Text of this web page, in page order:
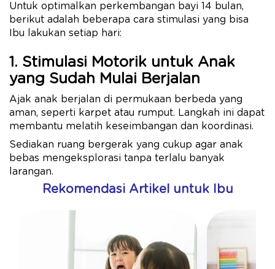
Untuk optimalkan perkembangan bayi 14 bulan,
berikut adalah beberapa cara stimulasi yang bisa
Ibu lakukan setiap hari:
1. Stimulasi Motorik untuk Anak
yang Sudah Mulai Berjalan
Ajak anak berjalan di permukaan berbeda yang
aman, seperti karpet atau rumput. Langkah ini dapat
membantu melatih keseimbangan dan koordinasi.
Sediakan ruang bergerak yang cukup agar anak
bebas mengeksplorasi tanpa terlalu banyak
larangan.
Rekomendasi Artikel untuk Ibu